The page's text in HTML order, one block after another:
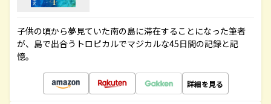
子供の頃から夢見ていた南の島に滞在することになった筆者
が、島で出合うトロピカルでマジカルな45日間の記録と記
憶。
詳細を見る